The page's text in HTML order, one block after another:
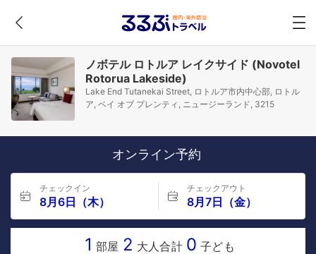
ノボテル ロトルア レイクサイド (Novotel
Rotorua Lakeside)
Lake End Tutanekai Street, ロトルア市内中心部, ロトル
ア, ベイ オブ プレンティ, ニュージーランド, 3215
オンライン予約
チェックイン
8月6日（木）
チェックアウト
8月7日（金）
1 部屋 2 大人合計 0 子ども